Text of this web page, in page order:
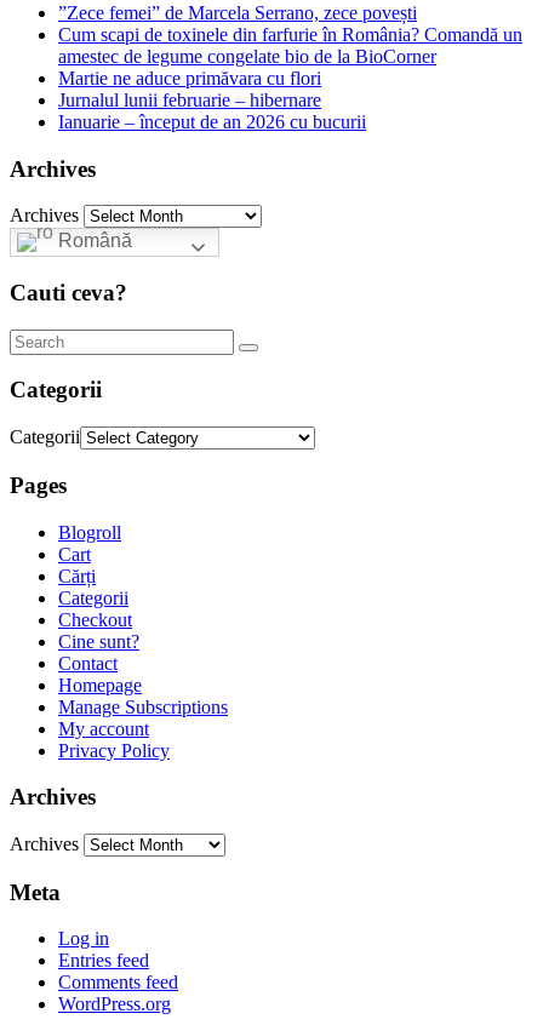
”Zece femei” de Marcela Serrano, zece povești
Cum scapi de toxinele din farfurie în România? Comandă un
amestec de legume congelate bio de la BioCorner
Martie ne aduce primăvara cu flori
Jurnalul lunii februarie – hibernare
Ianuarie – început de an 2026 cu bucurii
Archives
Archives
Română
Cauti ceva?
Categorii
Categorii
Pages
Blogroll
Cart
Cărți
Categorii
Checkout
Cine sunt?
Contact
Homepage
Manage Subscriptions
My account
Privacy Policy
Archives
Archives
Meta
Log in
Entries feed
Comments feed
WordPress.org